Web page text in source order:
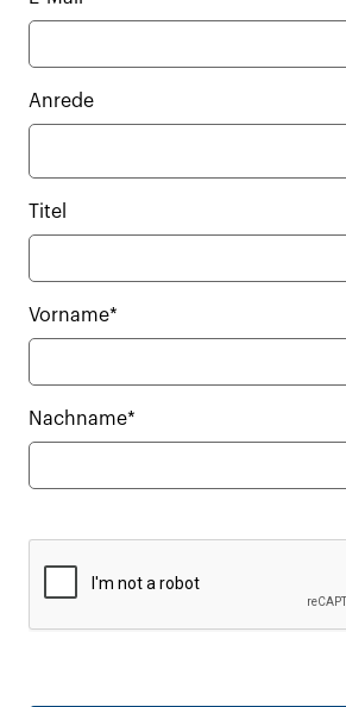
Anrede
Titel
Vorname*
Nachname*